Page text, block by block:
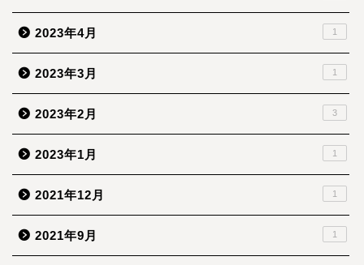
2023年4月 1
2023年3月 1
2023年2月 3
2023年1月 1
2021年12月 1
2021年9月 1